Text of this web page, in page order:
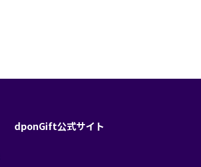
dponGift公式サイト